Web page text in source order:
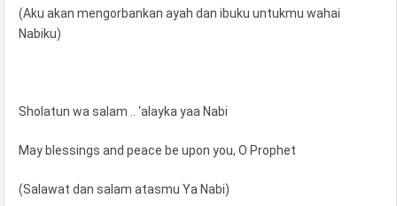
(Aku akan mengorbankan ayah dan ibuku untukmu wahai
Nabiku)
Sholatun wa salam .. ‘alayka yaa Nabi
May blessings and peace be upon you, O Prophet
(Salawat dan salam atasmu Ya Nabi)